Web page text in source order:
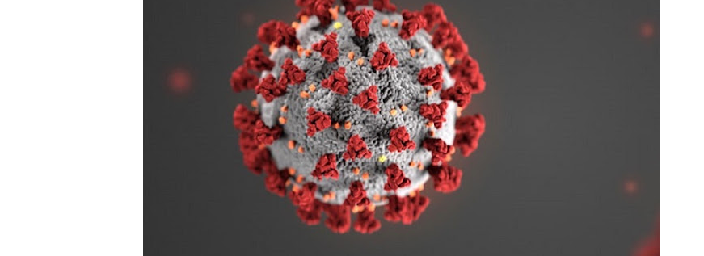
:
आज
353
कोरोना
संक्रमित
हुए,
398
लोग
हुए
ठीक,जाने
जिलेवार
रिपोर्ट
।।